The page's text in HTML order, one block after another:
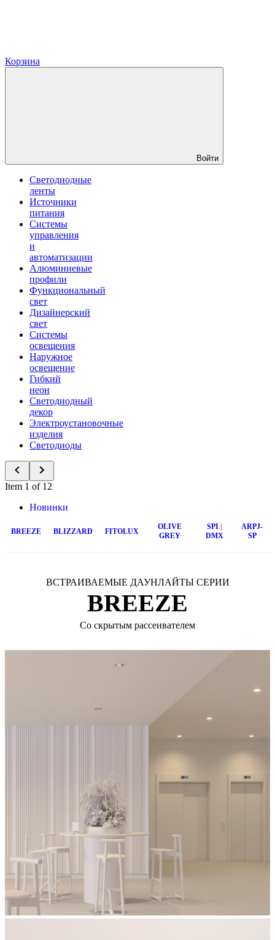
Корзина
Войти
Светодиодные
ленты
Источники
питания
Системы
управления
и
автоматизации
Алюминиевые
профили
Функциональный
свет
Дизайнерский
свет
Системы
освещения
Наружное
освещение
Гибкий
неон
Светодиодный
декор
Электроустановочные
изделия
Светодиоды
Item 1 of 12
Новинки
BREEZE BLIZZARD FITOLUX
OLIVE
GREY
SPI
DMX
ARPJ-
SP
ВСТРАИВАЕМЫЕ ДАУНЛАЙТЫ СЕРИИ
BREEZE
Со скрытым рассеивателем